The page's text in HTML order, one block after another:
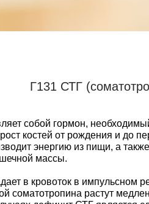
Г131 СТГ
собой гормон,
костей от рождения и до
энергию из пищи, а
массы.
в кровоток в импульсном
соматотропина растут